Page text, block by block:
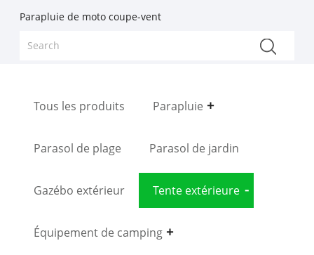
Parapluie de moto coupe-vent
Tous les produits Parapluie
Parasol de plage Parasol de jardin
Gazébo extérieur Tente extérieure
Équipement de camping